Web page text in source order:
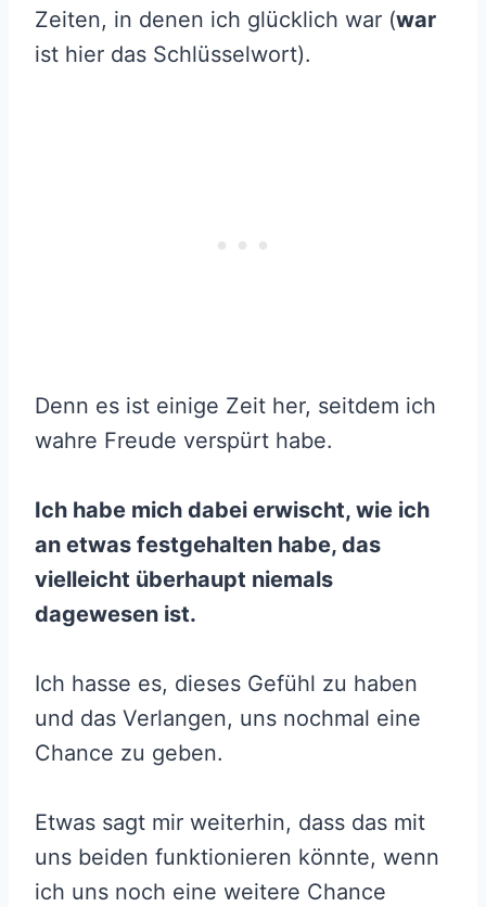
Zeiten, in denen ich glücklich war (war
ist hier das Schlüsselwort).
Denn es ist einige Zeit her, seitdem ich
wahre Freude verspürt habe.
Ich habe mich dabei erwischt, wie ich
an etwas festgehalten habe, das
vielleicht überhaupt niemals
dagewesen ist.
Ich hasse es, dieses Gefühl zu haben
und das Verlangen, uns nochmal eine
Chance zu geben.
Etwas sagt mir weiterhin, dass das mit
uns beiden funktionieren könnte, wenn
ich uns noch eine weitere Chance